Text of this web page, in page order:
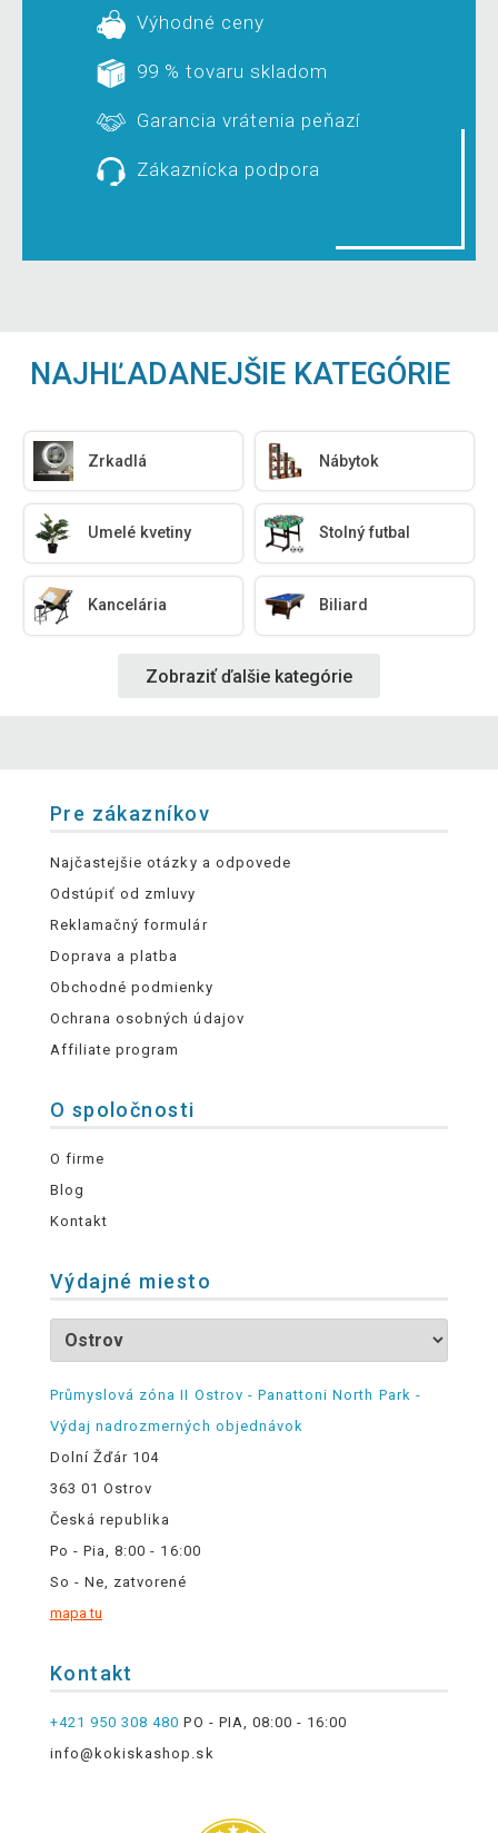
Výhodné ceny
99 % tovaru skladom
Garancia vrátenia peňazí
Zákaznícka podpora
NAJHĽADANEJŠIE KATEGÓRIE
Zrkadlá Nábytok
Umelé kvetiny Stolný futbal
Kancelária Biliard
Zobraziť ďalšie kategórie
Pre zákazníkov
Najčastejšie otázky a odpovede
Odstúpiť od zmluvy
Reklamačný formulár
Doprava a platba
Obchodné podmienky
Ochrana osobných údajov
Affiliate program
O spoločnosti
O firme
Blog
Kontakt
Výdajné miesto
Průmyslová zóna II Ostrov - Panattoni North Park -
Výdaj nadrozmerných objednávok
Dolní Žďár 104
363 01 Ostrov
Česká republika
Po - Pia, 8:00 - 16:00
So - Ne, zatvorené
mapa tu
Kontakt
+421 950 308 480 PO - PIA, 08:00 - 16:00
info@kokiskashop.sk